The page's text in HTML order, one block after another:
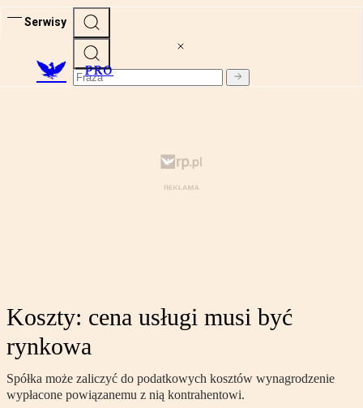
Serwisy
PRO
Koszty: cena usługi musi być
rynkowa
Spółka może zaliczyć do podatkowych kosztów wynagrodzenie
wypłacone powiązanemu z nią kontrahentowi.